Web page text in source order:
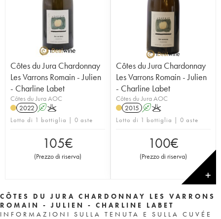
Côtes du Jura Chardonnay
Les Varrons Romain - Julien
- Charline Labet
Côtes du Jura AOC
2022 AK
Lotto di 1 bottiglia | 0 aste
105€
(Prezzo di riserva)
Côtes du Jura Chardonnay
Les Varrons Romain - Julien
- Charline Labet
Côtes du Jura AOC
2015 AK
Lotto di 1 bottiglia | 0 aste
100€
(Prezzo di riserva)
✕
CÔTES DU JURA CHARDONNAY LES VARRONS
ROMAIN - JULIEN - CHARLINE LABET
INFORMAZIONI SULLA TENUTA E SULLA CUVÉE